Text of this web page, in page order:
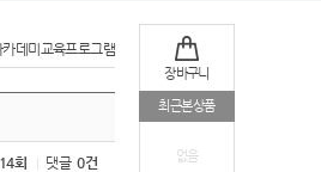
장바구니
최근본상품
없음
데미교육프로그램
회 댓글 0건